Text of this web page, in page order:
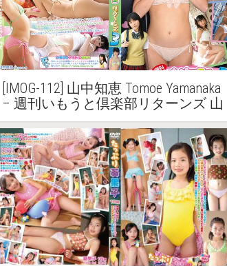
[IMOG-112] 山中知恵 Tomoe Yamanaka
– 週刊いもうと倶楽部リターンズ 山
中知恵 Part.3